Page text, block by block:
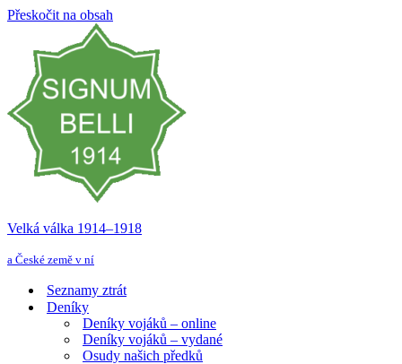
Přeskočit na obsah
Velká válka 1914–⁠⁠⁠⁠⁠⁠1918
a České země v ní
Seznamy ztrát
Deníky
Deníky vojáků – online
Deníky vojáků – vydané
Osudy našich předků